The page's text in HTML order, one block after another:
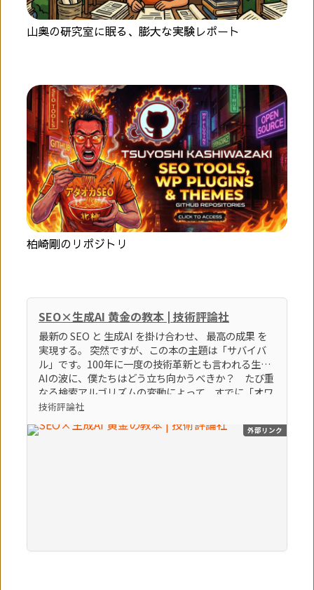
山奥の研究室に眠る、膨大な実験レポート
柏崎剛のリポジトリ
SEO×生成AI 黄金の教本 | 技術評論社
最新の SEO と 生成AI を掛け合わせ、 最高の成果 を
実現する。 突然ですが、この本の主題は「サバイバ
ル」です。100年に一度の技術革新とも言われる生成
AIの波に、僕たちはどう立ち向かうべきか？ たび重
なる検索アルゴリズムの変動によって、すでに「オワ
コン」とすら言われているブログやアフィリエイトサ
るのか？ そんな「生き残るための術」をテーマに、
技術評論社
外部リンク